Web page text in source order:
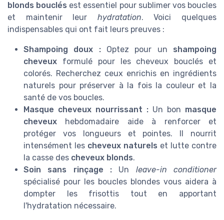
blonds bouclés est essentiel pour sublimer vos boucles
et maintenir leur hydratation. Voici quelques
indispensables qui ont fait leurs preuves :
Shampoing doux : Optez pour un shampoing
cheveux formulé pour les cheveux bouclés et
colorés. Recherchez ceux enrichis en ingrédients
naturels pour préserver à la fois la couleur et la
santé de vos boucles.
Masque cheveux nourrissant : Un bon masque
cheveux hebdomadaire aide à renforcer et
protéger vos longueurs et pointes. Il nourrit
intensément les cheveux naturels et lutte contre
la casse des cheveux blonds.
Soin sans rinçage : Un leave-in conditioner
spécialisé pour les boucles blondes vous aidera à
dompter les frisottis tout en apportant
l'hydratation nécessaire.